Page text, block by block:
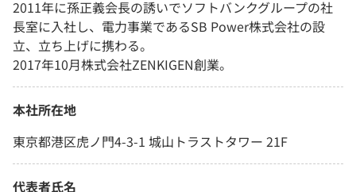
2011年に孫正義会長の誘いでソフトバンクグループの社
長室に入社し、電力事業であるSB Power株式会社の設
立、立ち上げに携わる。
2017年10月株式会社ZENKIGEN創業。
本社所在地
東京都港区虎ノ門4-3-1 城山トラストタワー 21F
代表者氏名